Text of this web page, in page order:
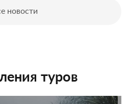
новости
туров